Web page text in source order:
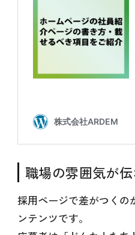
職場の雰囲気が
採用ページで差がつくの
ンテンツです。